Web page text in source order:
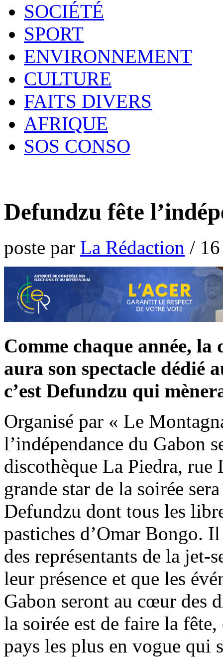
SOCIÉTÉ
SPORT
ENVIRONNEMENT
CULTURE
FAITS DIVERS
AFRIQUE
SOS CONSO
Defundzu fête
poste par La Rédaction /
Comme chaque année,
aura son spectacle dédié
c’est Defundzu qui
Organisé par « Le
l’indépendance du Gabon
discothèque La Piedra,
grande star de la soirée
Defundzu dont tous les
pastiches d’Omar Bongo.
des représentants de la jet-
leur présence et que les
Gabon seront au cœur des
la soirée est de faire la
pays les plus en vogue qui